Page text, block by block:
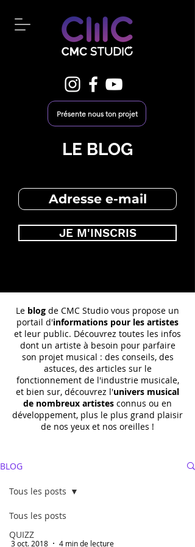
Présente nous ton projet
LE BLOG
JE M'INSCRIS
Le blog de CMC Studio vous propose un
portail d'informations pour les artistes
et leur public. Découvrez toutes les infos
dont un artiste à besoin pour parfaire
son projet musical : des conseils, des
astuces, des articles sur le
fonctionnement de l'industrie musicale,
et bien sur, découvrez l'univers musical
de nombreux artistes connus ou en
développement, plus le plus grand plaisir
de nos yeux et nos oreilles !
BLOG
Tous les posts
QUIZZ
Tous les posts
3 oct. 2018 4 min de lecture